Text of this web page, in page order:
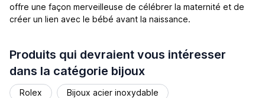
offre une façon merveilleuse de célébrer la maternité et de
créer un lien avec le bébé avant la naissance.
Produits qui devraient vous intéresser
dans la catégorie bijoux
Rolex Bijoux acier inoxydable